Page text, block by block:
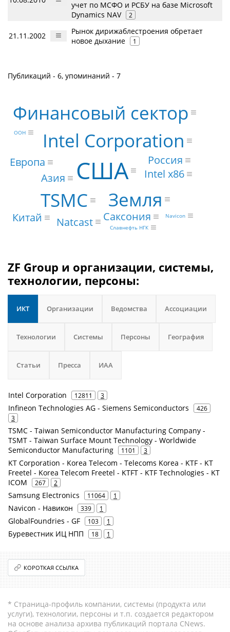
учет по МСФО и РСБУ на базе Microsoft
Dynamics NAV
2
21.11.2002
Рынок дирижаблестроения обретает
новое дыхание
1
Публикаций - 6, упоминаний - 7
США
Intel Corporation
TSMC Земля
Финансовый сектор
Intel x86
Россия
Европа
Азия
Китай Саксония
Natcast
Navicon
Славнефть НГК
ООН
ZF Group и организации, системы,
технологии, персоны:
ИКТ Организации Ведомства Ассоциации
Технологии Системы Персоны География
Статьи Пресса ИАА
Intel Corporation 12811 3
Infineon Technologies AG - Siemens Semiconductors
426
3
TSMC - Taiwan Semiconductor Manufacturing Company -
TSMT - Taiwan Surface Mount Technology - Worldwide
Semiconductor Manufacturing
1101 3
KT Corporation - Korea Telecom - Telecoms Korea - KTF - KT
Freetel - Korea Telecom Freetel - KTFT - KTF Technologies - KT
ICOM
267 2
Samsung Electronics 11064 1
Navicon - Навикон 339 1
GlobalFoundries - GF 103 1
Буревестник ИЦ НПП 18 1
КОРОТКАЯ ССЫЛКА
* Страница-профиль компании, системы (продукта или
услуги), технологии, персоны и т.п. создается редактором
на основе анализа архива публикаций портала CNews.